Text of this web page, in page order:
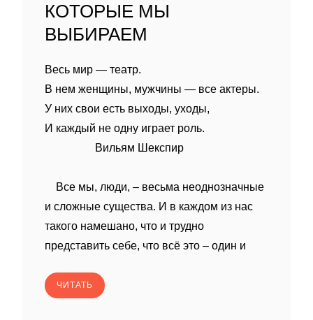
КОТОРЫЕ МЫ
ВЫБИРАЕМ
Весь мир — театр.
В нем женщины, мужчины — все актеры.
У них свои есть выходы, уходы,
И каждый не одну играет роль.
Вильям Шекспир
Все мы, люди, – весьма неоднозначные
и сложные существа. И в каждом из нас
такого намешано, что и трудно
представить себе, что всё это – один и
ЧИТАТЬ